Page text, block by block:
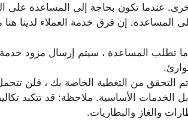
عندما تكون بحاجة إلى المساعدة على
إن فرق خدمة العملاء لدينا هنا من أجلك 24 ساعة في اليوم ، 7
تطلب المساعدة ، سيتم إرسال مزود
تم التحقق من التغطية الخاصة بك ، فلن
الخدمات الأساسية. ملاحظة: قد تتكبد
والغاز والبطاريات.